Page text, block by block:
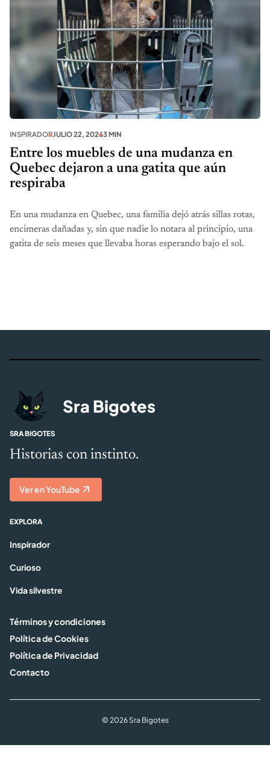
INSPIRADORJULIO 22, 20263 MIN
Entre los muebles de una mudanza en
Quebec dejaron a una gatita que aún
respiraba
En una mudanza en Quebec, una familia dejó atrás sillas rotas,
encimeras dañadas y, sin que nadie lo notara al principio, una
gatita de seis meses que llevaba horas esperando bajo el sol.
Sra Bigotes
SRA BIGOTES
Historias con instinto.
Ver en YouTube
EXPLORA
Inspirador
Curioso
Vida silvestre
Términos y condiciones
Política de Cookies
Política de Privacidad
Contacto
© 2026 Sra Bigotes